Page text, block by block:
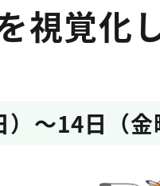
視覚化
～14日（